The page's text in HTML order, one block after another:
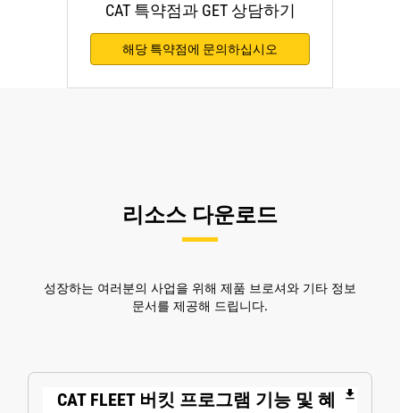
CAT 특약점과 GET 상담하기
해당 특약점에 문의하십시오
리소스 다운로드
성장하는 여러분의 사업을 위해 제품 브로셔와 기타 정보
문서를 제공해 드립니다.
CAT FLEET 버킷 프로그램 기능 및 혜
file_download